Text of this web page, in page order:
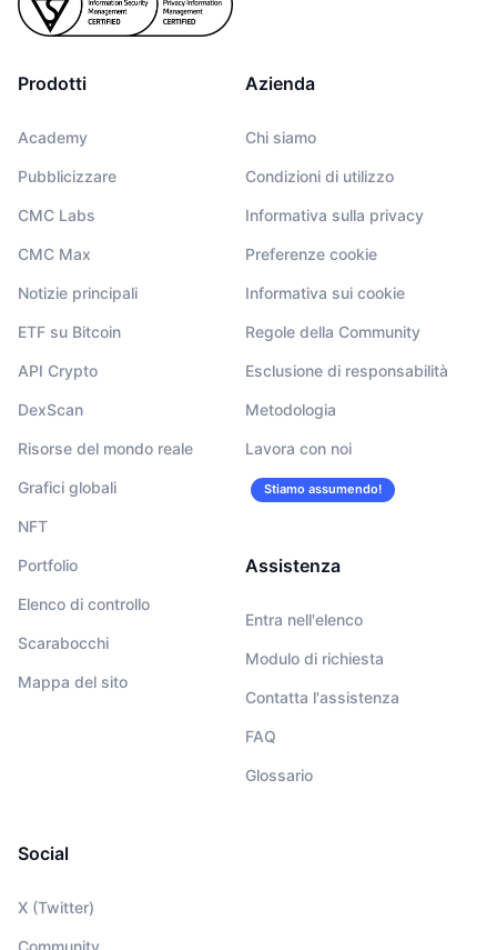
Prodotti
Academy
Pubblicizzare
CMC Labs
CMC Max
Notizie principali
ETF su Bitcoin
API Crypto
DexScan
Risorse del mondo reale
Grafici globali
NFT
Portfolio
Elenco di controllo
Scarabocchi
Mappa del sito
Azienda
Chi siamo
Condizioni di utilizzo
Informativa sulla privacy
Preferenze cookie
Informativa sui cookie
Regole della Community
Esclusione di responsabilità
Metodologia
Lavora con noi
Stiamo assumendo!
Assistenza
Entra nell'elenco
Modulo di richiesta
Contatta l'assistenza
FAQ
Glossario
Social
X (Twitter)
Community